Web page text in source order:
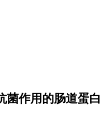
菌作用的肠道蛋白